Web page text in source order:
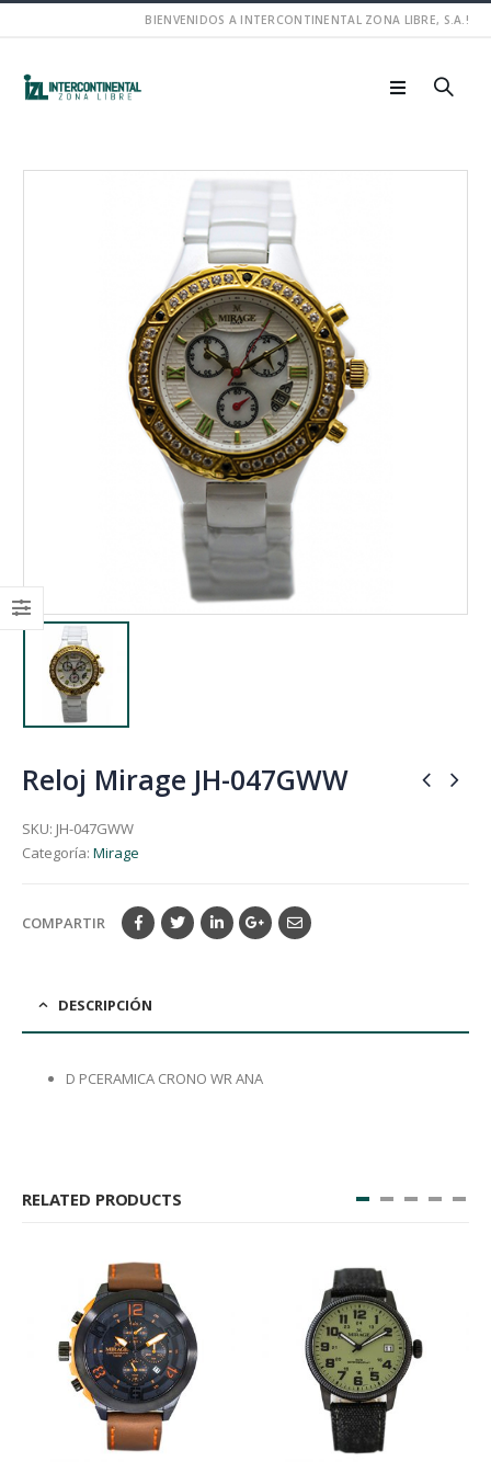
BIENVENIDOS A INTERCONTINENTAL ZONA LIBRE, S.A.!
Reloj Mirage JH-047GWW
SKU: JH-047GWW
Categoría: Mirage
COMPARTIR
DESCRIPCIÓN
D PCERAMICA CRONO WR ANA
RELATED PRODUCTS